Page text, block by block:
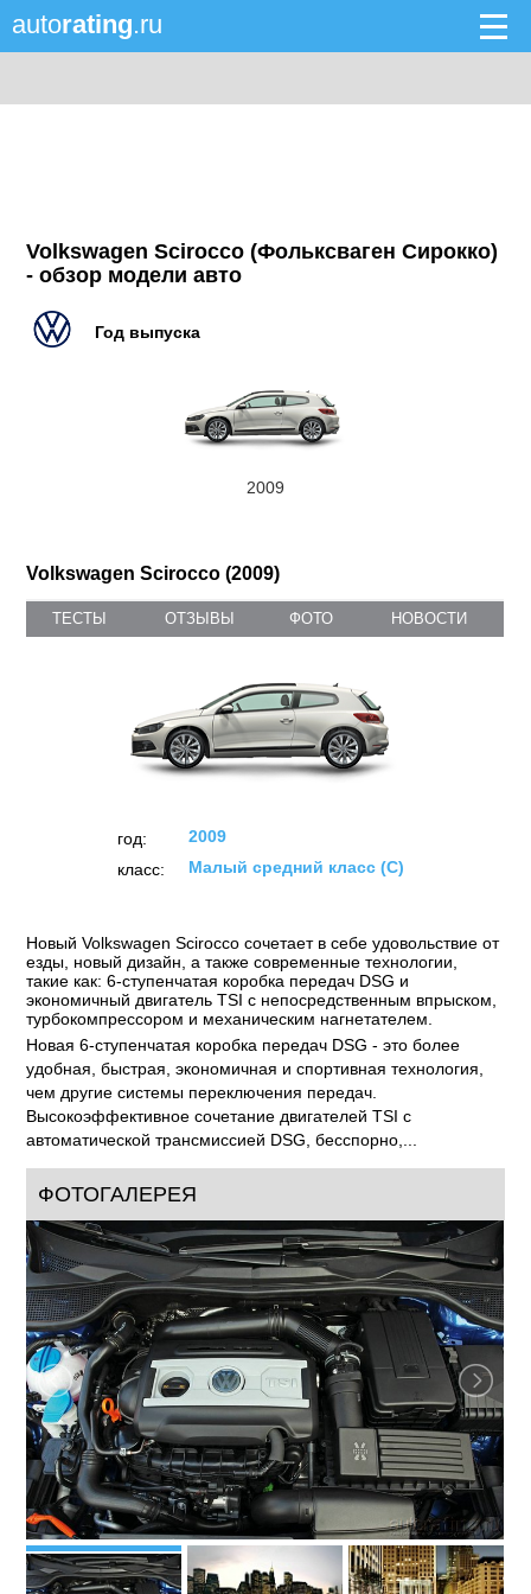
autorating.ru
Volkswagen Scirocco (Фольксваген Сирокко)
- обзор модели авто
Год выпуска
2009
Volkswagen Scirocco (2009)
ТЕСТЫ ОТЗЫВЫ ФОТО НОВОСТИ
год:
2009
класс:
Малый средний класс (C)
Новый Volkswagen Scirocco сочетает в себе удовольствие от
езды, новый дизайн, а также современные технологии,
такие как: 6-ступенчатая коробка передач DSG и
экономичный двигатель TSI с непосредственным впрыском,
турбокомпрессором и механическим нагнетателем.
Новая 6-ступенчатая коробка передач DSG - это более
удобная, быстрая, экономичная и спортивная технология,
чем другие системы переключения передач.
Высокоэффективное сочетание двигателей TSI с
автоматической трансмиссией DSG, бесспорно,...
ФОТОГАЛЕРЕЯ